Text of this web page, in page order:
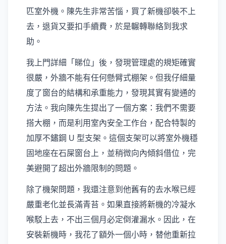
匹室外機。陳先生非常苦惱，買了新機卻裝不上
去，退貨又要扣手續費，於是輾轉聯絡到我求
助。
我上門詳細「睇位」後，發現管理處的規矩確實
很嚴，外牆不能有任何懸臂式棚架。但我仔細量
度了窗台的結構和承重能力，發現其實有變通的
方法。我向陳先生提出了一個方案：我們不需要
搭大棚，而是利用室內安全工作台，配合特製的
加厚不鏽鋼 U 型支架。這個支架可以將室外機穩
固地座在石屎窗台上，並稍微向內傾斜借位，完
美避開了超出外牆限制的問題。
除了機架問題，我還注意到他舊有的去水喉已經
嚴重老化並長滿青苔。如果直接將新機的冷凝水
喉駁上去，不出三個月必定倒灌漏水。因此，在
安裝新機時，我花了額外一個小時，替他重新拉